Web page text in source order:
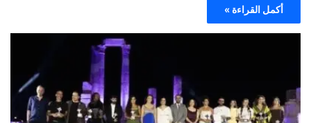
أكمل القراءة »